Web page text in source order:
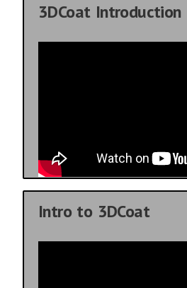
3DCoat Introduction
Intro to 3DCoat